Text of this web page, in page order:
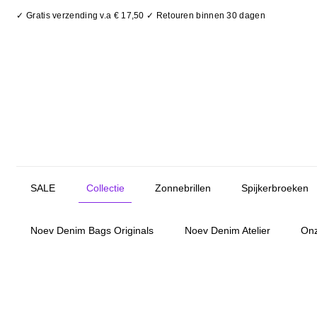
✓ Gratis verzending v.a € 17,50 ✓ Retouren binnen 30 dagen
SALE Collectie Zonnebrillen Spijkerbroeken
Noev Denim Bags Originals Noev Denim Atelier